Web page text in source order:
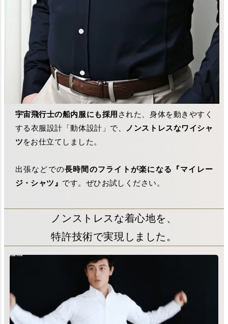
宇宙飛行士の船内服にも採用 された、身体を動きやすく
する衣服設計「動体設計」で、
ノンストレスなワイシャ
ツをお仕立てしました。
出張などでの長時間のフライトが楽になる『マイレー
ジ・シャツ』 です。ぜひお試しください。
ノンストレスな着心地を、
特許技術で実現しました。